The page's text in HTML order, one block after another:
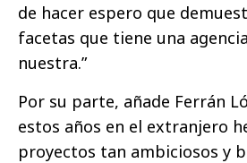
de hacer espero que
facetas que tiene una
nuestra.”
Por su parte, añade Ferrán
estos años en el extranjero
proyectos tan ambiciosos y